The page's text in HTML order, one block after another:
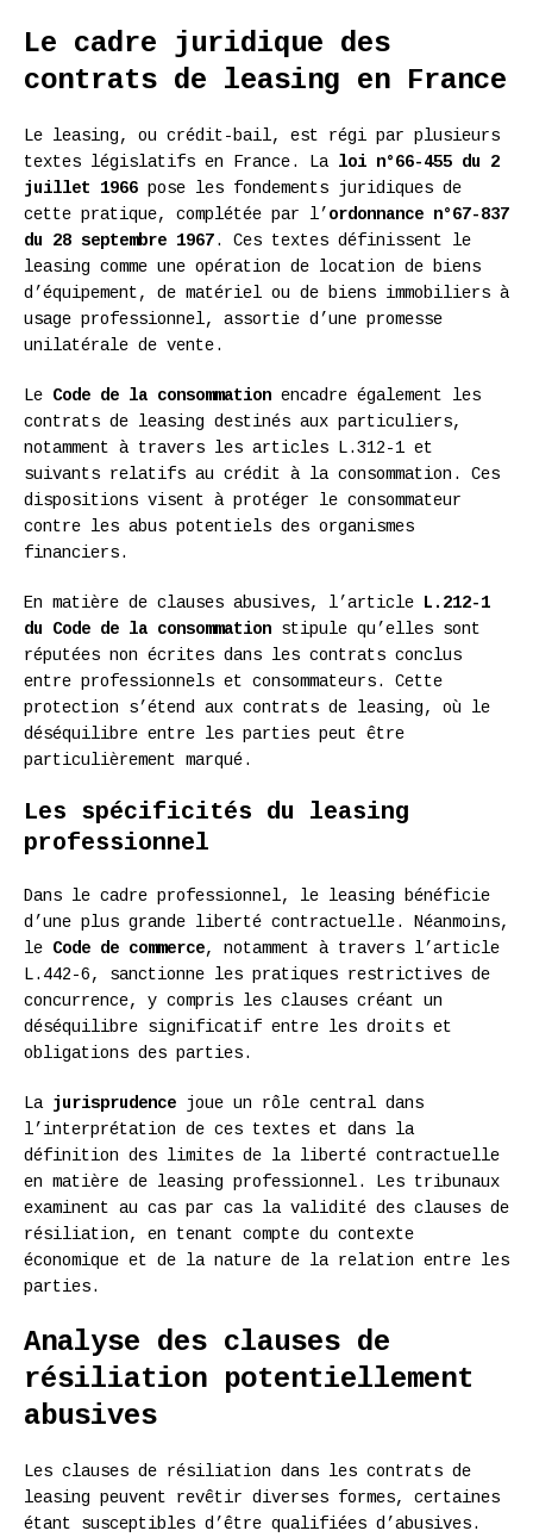
Le cadre juridique des
contrats de leasing en France
Le leasing, ou crédit-bail, est régi par plusieurs
textes législatifs en France. La loi n°66-455 du 2
juillet 1966 pose les fondements juridiques de
cette pratique, complétée par l’ ordonnance n°67-837
du 28 septembre 1967. Ces textes définissent le
leasing comme une opération de location de biens
d’équipement, de matériel ou de biens immobiliers à
usage professionnel, assortie d’une promesse
unilatérale de vente.
Le Code de la consommation encadre également les
contrats de leasing destinés aux particuliers,
notamment à travers les articles L.312-1 et
suivants relatifs au crédit à la consommation. Ces
dispositions visent à protéger le consommateur
contre les abus potentiels des organismes
financiers.
En matière de clauses abusives, l’article
L.212-1
du Code de la consommation stipule qu’elles sont
réputées non écrites dans les contrats conclus
entre professionnels et consommateurs. Cette
protection s’étend aux contrats de leasing, où le
déséquilibre entre les parties peut être
particulièrement marqué.
Les spécificités du leasing
professionnel
Dans le cadre professionnel, le leasing bénéficie
d’une plus grande liberté contractuelle. Néanmoins,
le Code de commerce, notamment à travers l’article
L.442-6, sanctionne les pratiques restrictives de
concurrence, y compris les clauses créant un
déséquilibre significatif entre les droits et
obligations des parties.
La jurisprudence joue un rôle central dans
l’interprétation de ces textes et dans la
définition des limites de la liberté contractuelle
en matière de leasing professionnel. Les tribunaux
examinent au cas par cas la validité des clauses de
résiliation, en tenant compte du contexte
économique et de la nature de la relation entre les
parties.
Analyse des clauses de
résiliation potentiellement
abusives
Les clauses de résiliation dans les contrats de
leasing peuvent revêtir diverses formes, certaines
étant susceptibles d’être qualifiées d’abusives.